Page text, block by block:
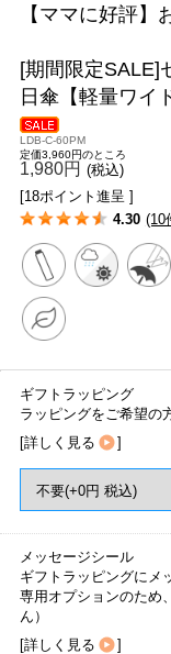
【ママに好評
[期間限定SALE]
日傘【軽量ワイ
LDB-C-60PM
定価3,960円のところ
1,980円 (税込)
[18ポイント進呈 ]
4.30 (10
ギフトラッピング
ラッピングをご希望の
[詳しく見る ]
メッセージシール
ギフトラッピングにメ
専用オプションのため
ん）
[詳しく見る ]